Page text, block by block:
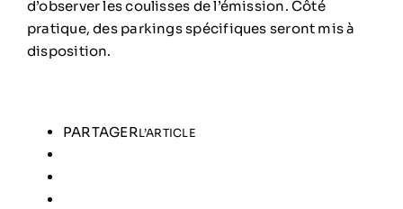
d’observer les coulisses de l’émission. Côté
pratique, des parkings spécifiques seront mis à
disposition.
PARTAGERL’ARTICLE